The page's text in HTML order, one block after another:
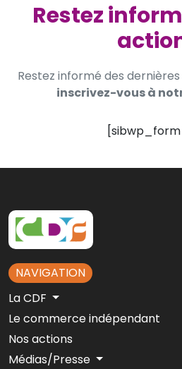
Restez
Restez informé des
inscrivez-vous à
[sibwp_form
NAVIGATION
La CDF
Le commerce indépendant
Nos actions
Médias/Presse